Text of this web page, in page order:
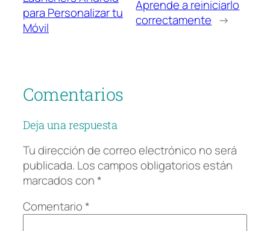
para Personalizar tu
Móvil
Aprende a reiniciarlo
correctamente →
Comentarios
Deja una respuesta
Tu dirección de correo electrónico no será
publicada. Los campos obligatorios están
marcados con*
Comentario*